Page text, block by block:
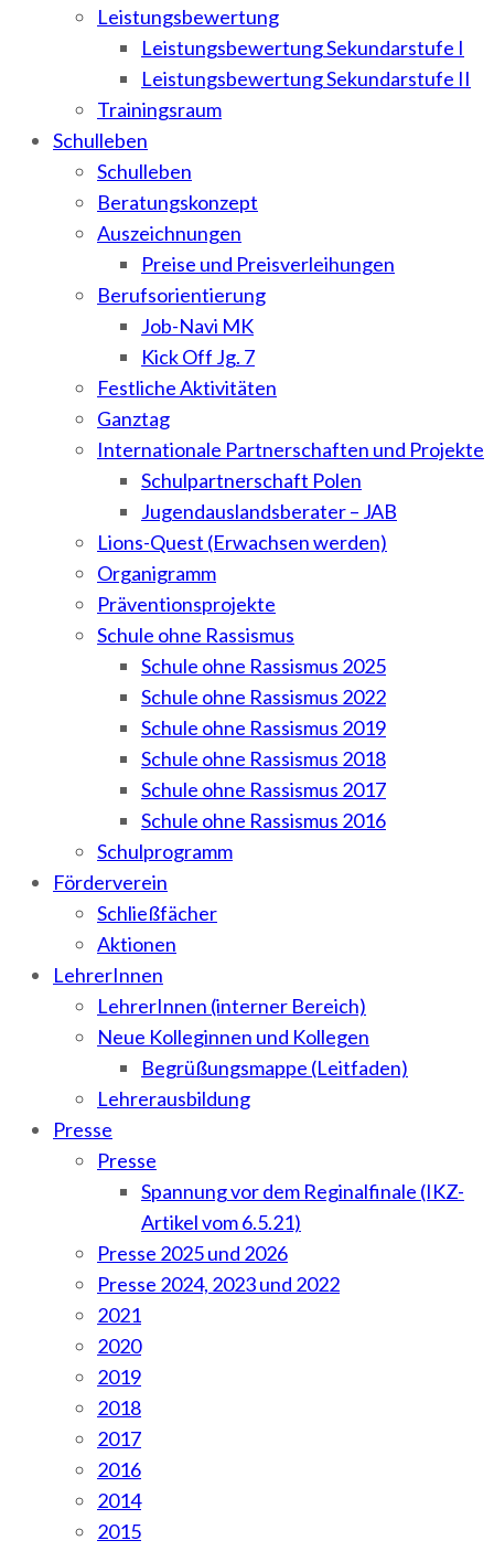
Leistungsbewertung
Leistungsbewertung Sekundarstufe I
Leistungsbewertung Sekundarstufe II
Trainingsraum
Schulleben
Schulleben
Beratungskonzept
Auszeichnungen
Preise und Preisverleihungen
Berufsorientierung
Job-Navi MK
Kick Off Jg. 7
Festliche Aktivitäten
Ganztag
Internationale Partnerschaften und Projekte
Schulpartnerschaft Polen
Jugendauslandsberater – JAB
Lions-Quest (Erwachsen werden)
Organigramm
Präventionsprojekte
Schule ohne Rassismus
Schule ohne Rassismus 2025
Schule ohne Rassismus 2022
Schule ohne Rassismus 2019
Schule ohne Rassismus 2018
Schule ohne Rassismus 2017
Schule ohne Rassismus 2016
Schulprogramm
Förderverein
Schließfächer
Aktionen
LehrerInnen
LehrerInnen (interner Bereich)
Neue Kolleginnen und Kollegen
Begrüßungsmappe (Leitfaden)
Lehrerausbildung
Presse
Presse
Spannung vor dem Reginalfinale (IKZ-
Artikel vom 6.5.21)
Presse 2025 und 2026
Presse 2024, 2023 und 2022
2021
2020
2019
2018
2017
2016
2014
2015